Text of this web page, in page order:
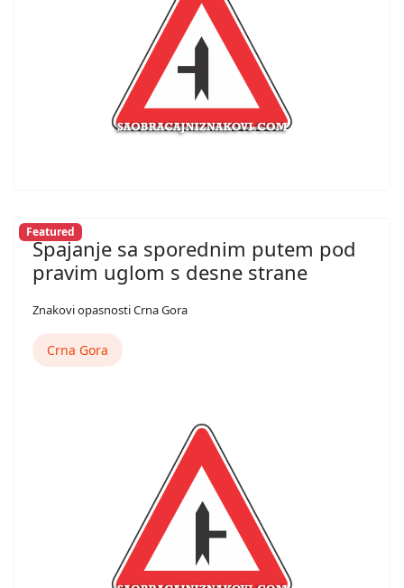
Featured
Spajanje sa sporednim putem pod
pravim uglom s desne strane
Znakovi opasnosti Crna Gora
Crna Gora